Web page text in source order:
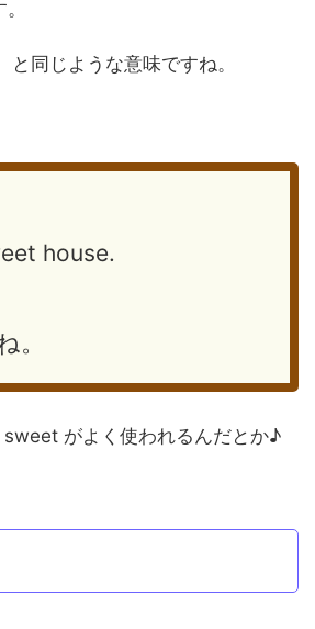
同じような意味ですね。
house.
。
がよく使われるんだとか♪